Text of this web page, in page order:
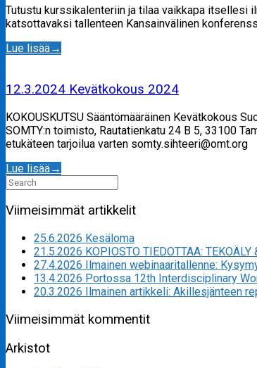
Tutustu kurssikalenteriin ja tilaa vaikkapa itsellesi
katsottavaksi tallenteen Kansainvälinen
Lue lisää→
12.3.2024 Kevätkokous 2024
KOKOUSKUTSU Sääntömääräinen Kevätkokous
SOMTY:n toimisto, Rautatienkatu 24 B 5, 33100
etukäteen tarjoilua varten somty.sihteeri@omt.org
Lue lisää→
Search
for:
Viimeisimmät artikkelit
25.6.2026 Kesäloma
21.5.2026 KOPIOSTO TIEDOTTAA: TEKOÄLY
27.4.2026 Ilmainen webinaaritallenne:
13.4.2026 Portossa 12th Interdisciplinary
20.3.2026 Ilmainen artikkeli: Akillesjänteen
Viimeisimmät kommentit
Arkistot